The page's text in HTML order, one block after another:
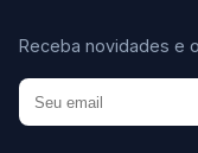
Receba novidades e